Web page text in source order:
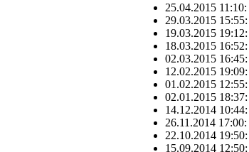
25.04.2015 11:10:
29.03.2015 15:55:
19.03.2015 19:12:
18.03.2015 16:52:
02.03.2015 16:45:
12.02.2015 19:09:
01.02.2015 12:55:
02.01.2015 18:37:
14.12.2014 10:44:
26.11.2014 17:00:
22.10.2014 19:50:
15.09.2014 12:50: